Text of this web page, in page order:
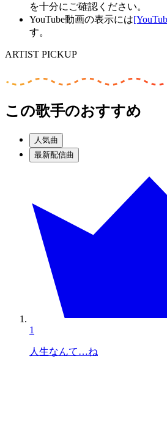
を十分にご確認ください。
YouTube動画の表示には
す。
ARTIST PICKUP
この歌手のおすすめ
人気曲
最新配信曲
1
人生なんて…ね